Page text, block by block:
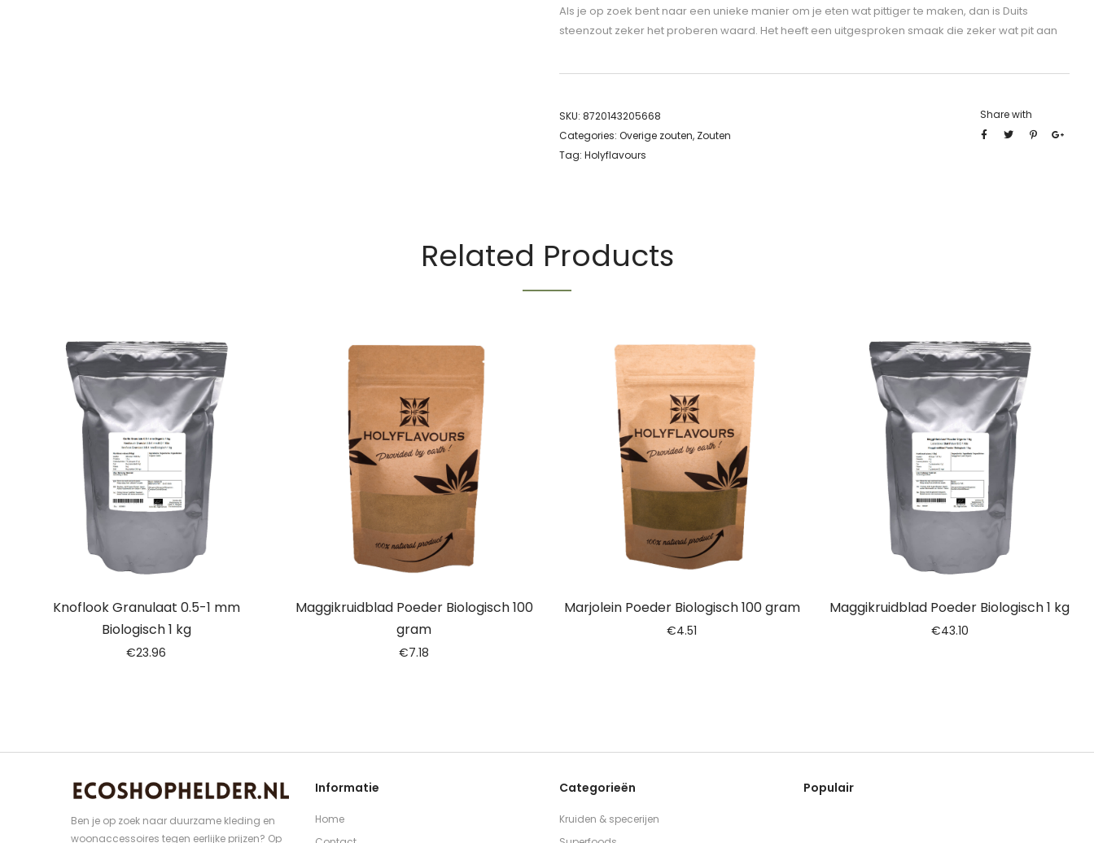
Als je op zoek bent naar een unieke manier om je eten wat pittiger te maken, dan is Duits
steenzout zeker het proberen waard. Het heeft een uitgesproken smaak die zeker wat pit aan
SKU: 8720143205668
Categories: Overige zouten, Zouten
Tag: Holyflavours
Share with
Related Products
Knoflook Granulaat 0.5-1 mm
Biologisch 1 kg
€23.96
Maggikruidblad Poeder Biologisch 100
gram
€7.18
Marjolein Poeder Biologisch 100 gram
€4.51
Maggikruidblad Poeder Biologisch 1 kg
€43.10
Ben je op zoek naar duurzame kleding en
woonaccessoires tegen eerlijke prijzen? Op
Informatie
Home
Categorieën
Kruiden & specerijen
Populair